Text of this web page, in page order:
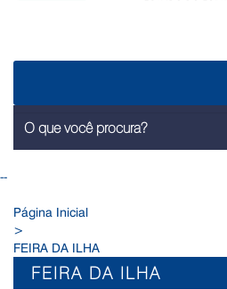
--
Página Inicial
>
FEIRA DA ILHA
FEIRA DA ILHA